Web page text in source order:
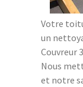
Votre
un
Couvreur
Nous
et notre